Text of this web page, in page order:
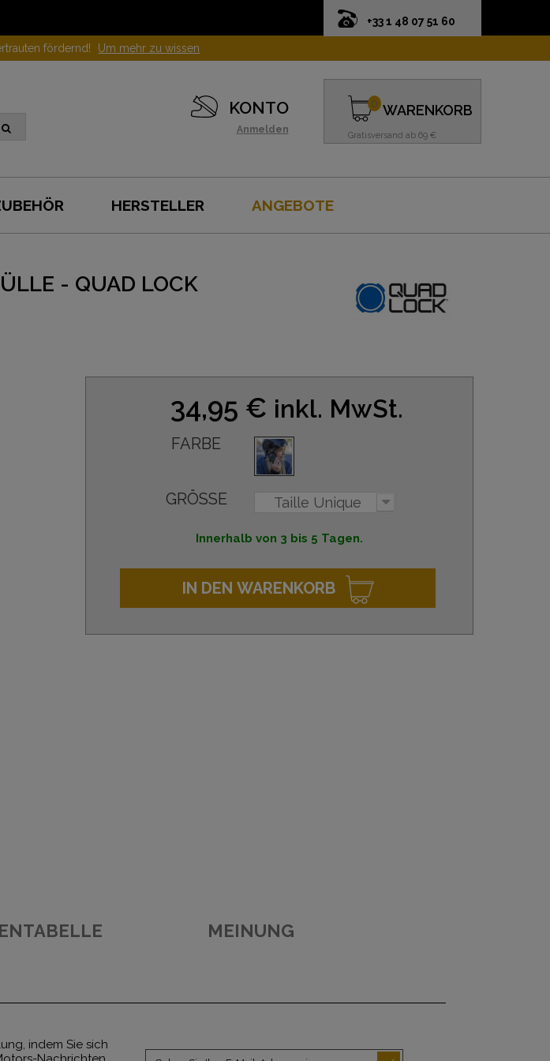
+33 1 48 07 51 60
fördernd! Um mehr zu wissen
KONTO
Anmelden
WARENKORB
Gratisversand ab 69 €
0
HERSTELLER ANGEBOTE
- QUAD LOCK
34,95 € inkl. MwSt.
FARBE
GRÖSSE Taille Unique
Innerhalb von 3 bis 5 Tagen.
IN DEN WARENKORB
MEINUNG
indem Sie sich